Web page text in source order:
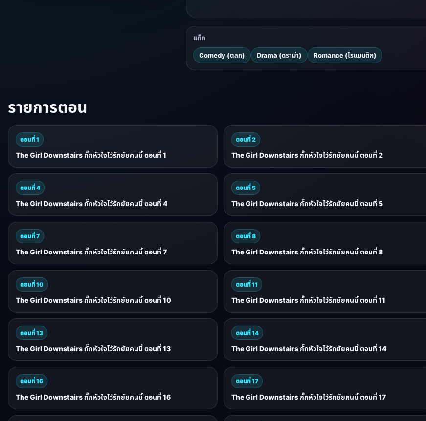
แท็ก
Comedy (ตลก) Drama (ดราม่า) Romance (โรแมนติก)
รายการตอน
ตอนที่ 1
The Girl Downstairs กั๊กหัวใจไว้รักยัยคนนี้ ตอนที่ 1
ตอนที่ 2
The Girl Downstairs กั๊กหัวใจไว้รักยัยคนนี้ ตอนที่ 2
ตอนที่ 4
The Girl Downstairs กั๊กหัวใจไว้รักยัยคนนี้ ตอนที่ 4
ตอนที่ 5
The Girl Downstairs กั๊กหัวใจไว้รักยัยคนนี้ ตอนที่ 5
ตอนที่ 7
The Girl Downstairs กั๊กหัวใจไว้รักยัยคนนี้ ตอนที่ 7
ตอนที่ 8
The Girl Downstairs กั๊กหัวใจไว้รักยัยคนนี้ ตอนที่ 8
ตอนที่ 10
The Girl Downstairs กั๊กหัวใจไว้รักยัยคนนี้ ตอนที่ 10
ตอนที่ 11
The Girl Downstairs กั๊กหัวใจไว้รักยัยคนนี้ ตอนที่ 11
ตอนที่ 13
The Girl Downstairs กั๊กหัวใจไว้รักยัยคนนี้ ตอนที่ 13
ตอนที่ 14
The Girl Downstairs กั๊กหัวใจไว้รักยัยคนนี้ ตอนที่ 14
ตอนที่ 16
The Girl Downstairs กั๊กหัวใจไว้รักยัยคนนี้ ตอนที่ 16
ตอนที่ 17
The Girl Downstairs กั๊กหัวใจไว้รักยัยคนนี้ ตอนที่ 17